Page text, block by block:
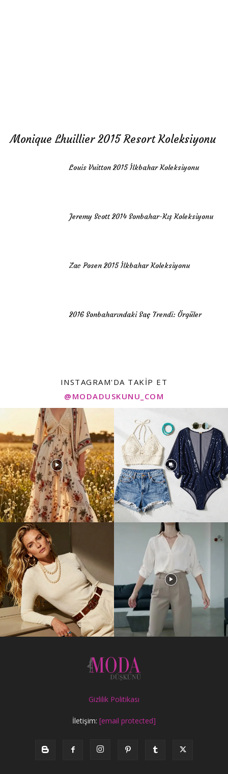
Monique Lhuillier 2015 Resort Koleksiyonu
Louis Vuitton 2015 İlkbahar Koleksiyonu
Jeremy Scott 2014 Sonbahar-Kış Koleksiyonu
Zac Posen 2015 İlkbahar Koleksiyonu
2016 Sonbaharındaki Saç Trendi: Örgüler
INSTAGRAM'DA TAKIP ET
@MODADUSKUNU_COM
Gizlilik Politikası
İletişim: [email protected]